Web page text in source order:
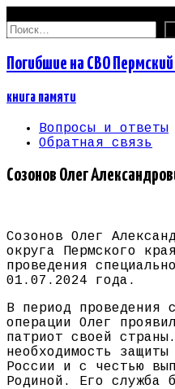
Найти:
Погибшие на СВО
книга памяти
Вопросы и ответы
Обратная связь
Созонов Олег
Созонов Олег
округа Пермского
проведения
01.07.2024 года.
В период проведения
операции Олег
патриот своей
необходимость
России и с честью
Родиной. Его служба